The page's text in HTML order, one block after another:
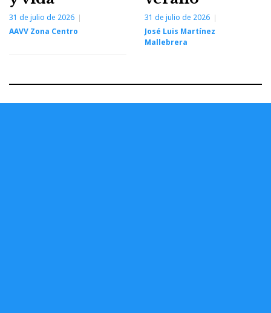
31 de julio de 2026
AAVV Zona Centro
31 de julio de 2026
José Luis Martínez
Mallebrera